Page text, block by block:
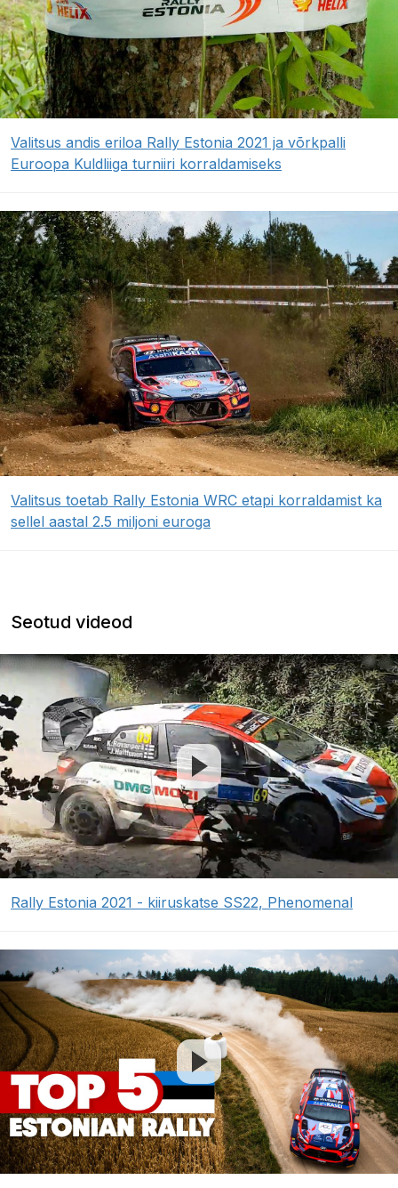
Valitsus andis eriloa Rally Estonia 2021 ja võrkpalli
Euroopa Kuldliiga turniiri korraldamiseks
Valitsus toetab Rally Estonia WRC etapi korraldamist ka
sellel aastal 2.5 miljoni euroga
Seotud videod
Rally Estonia 2021 - kiiruskatse SS22, Phenomenal